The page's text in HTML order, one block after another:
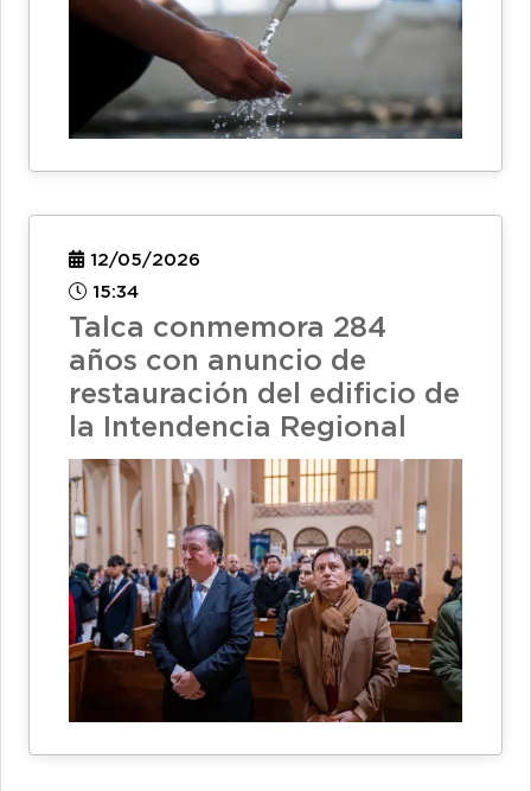
12/05/2026
15:34
Talca conmemora 284
años con anuncio de
restauración del edificio de
la Intendencia Regional